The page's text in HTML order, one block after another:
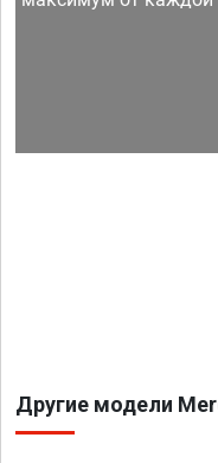
Другие модели